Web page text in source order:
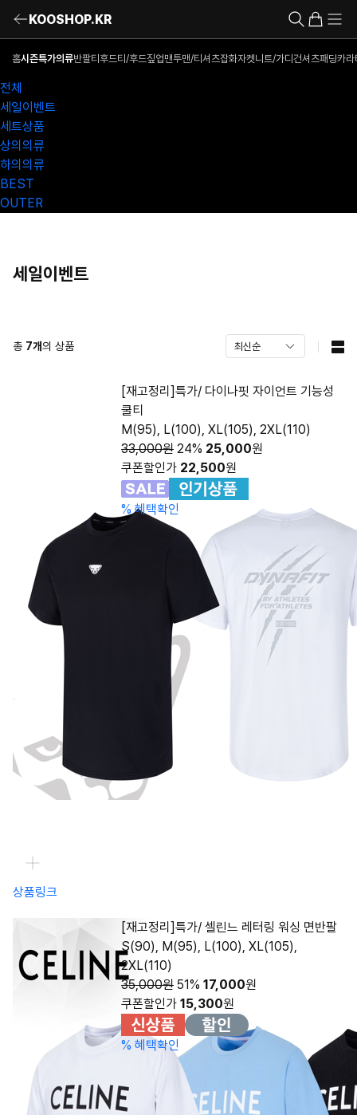
KOOSHOP.KR
홈시즌특가의류반팔티 후드티/후드짚업맨투맨/티셔츠잡화자켓니트/가디건셔츠패딩카라
전체
세일이벤트
세트상품
상의의류
하의의류
BEST
OUTER
세일이벤트
총 7개의 상품
[재고정리]특가/ 다이나핏 자이언트 기능성
쿨티
M(95), L(100), XL(105), 2XL(110)
33,000원 24% 25,000원
쿠폰할인가 22,500원
% 혜택확인
상품링크
[재고정리]특가/ 셀린느 레터링 워싱 면반팔
S(90), M(95), L(100), XL(105),
2XL(110)
35,000원 51% 17,000원
쿠폰할인가 15,300원
% 혜택확인